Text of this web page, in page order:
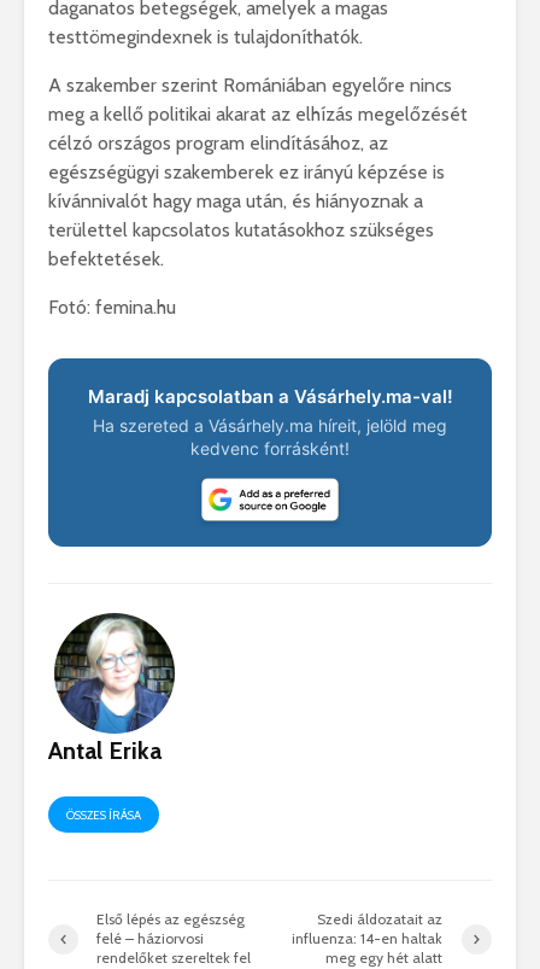
daganatos betegségek, amelyek a magas
testtömegindexnek is tulajdoníthatók.
A szakember szerint Romániában egyelőre nincs
meg a kellő politikai akarat az elhízás megelőzését
célzó országos program elindításához, az
egészségügyi szakemberek ez irányú képzése is
kívánnivalót hagy maga után, és hiányoznak a
területtel kapcsolatos kutatásokhoz szükséges
befektetések.
Fotó: femina.hu
Maradj kapcsolatban a Vásárhely.ma-val!
Ha szereted a Vásárhely.ma híreit, jelöld meg
kedvenc forrásként!
Antal Erika
ÖSSZES ÍRÁSA
Első lépés az egészség
felé – háziorvosi
rendelőket szereltek fel
Szedi áldozatait az
influenza: 14-en haltak
meg egy hét alatt